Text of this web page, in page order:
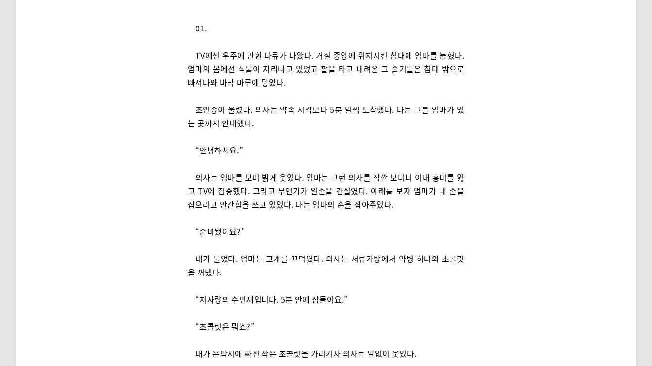
01.
TV에선 우주에 관한 다큐가 나왔다. 거실 중앙에 위치시킨 침대에 엄마를 눕혔다.
엄마의 몸에선 식물이 자라나고 있었고 팔을 타고 내려온 그 줄기들은 침대 밖으로
빠져나와 바닥 마루에 닿았다.
초인종이 울렸다. 의사는 약속 시각보다 5분 일찍 도착했다. 나는 그를 엄마가 있
는 곳까지 안내했다.
“안녕하세요.”
의사는 엄마를 보며 밝게 웃었다. 엄마는 그런 의사를 잠깐 보더니 이내 흥미를 잃
고 TV에 집중했다. 그리고 무언가가 왼손을 간질였다. 아래를 보자 엄마가 내 손을
잡으려고 안간힘을 쓰고 있었다. 나는 엄마의 손을 잡아주었다.
“준비됐어요?”
내가 물었다. 엄마는 고개를 끄덕였다. 의사는 서류가방에서 약병 하나와 초콜릿
을 꺼냈다.
“치사량의 수면제입니다. 5분 안에 잠들어요.”
“초콜릿은 뭐죠?”
내가 은박지에 싸진 작은 초콜릿을 가리키자 의사는 말없이 웃었다.